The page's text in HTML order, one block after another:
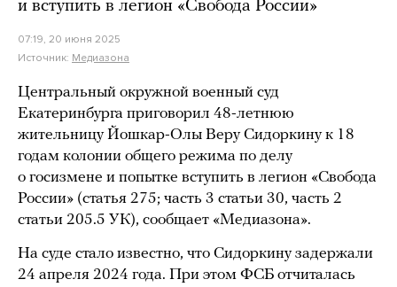
и вступить в легион «Свобода России»
07:19, 20 июня 2025
Источник: Медиазона
Центральный окружной военный суд
Екатеринбурга приговорил 48-летнюю
жительницу Йошкар-Олы Веру Сидоркину к 18
годам колонии общего режима по делу
о госизмене и попытке вступить в легион «Свобода
России» (статья 275; часть 3 статьи 30, часть 2
статьи 205.5 УК), сообщает «Медиазона».
На суде стало известно, что Сидоркину задержали
24 апреля 2024 года. При этом ФСБ отчиталась